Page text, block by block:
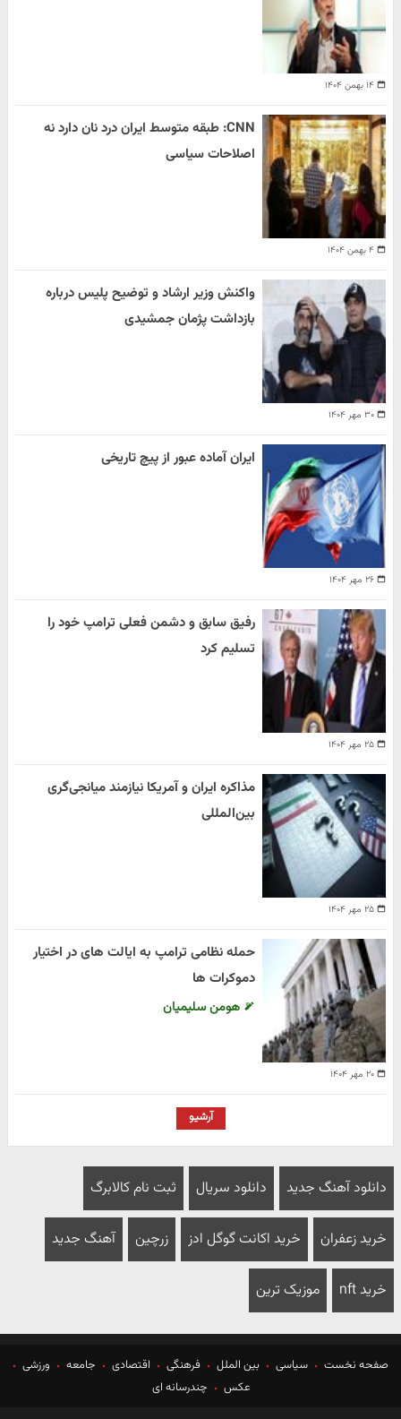
۱۴ بهمن ۱۴۰۴
۴ بهمن ۱۴۰۴
CNN: طبقه متوسط ایران درد نان دارد نه
اصلاحات سیاسی
۳۰ مهر ۱۴۰۴
واکنش وزیر ارشاد و توضیح پلیس درباره
بازداشت پژمان جمشیدی
۲۶ مهر ۱۴۰۴
ایران آماده عبور از پیچ تاریخی
۲۵ مهر ۱۴۰۴
رفیق سابق و دشمن فعلی ترامپ خود را
تسلیم کرد
۲۵ مهر ۱۴۰۴
مذاکره ایران و آمریکا نیازمند میانجی‌گری
بین‌المللی
۲۰ مهر ۱۴۰۴
حمله نظامی ترامپ به ایالت های در اختیار
دموکرات ها
هومن سلیمیان
آرشیو
دانلود آهنگ جدید دانلود سریال ثبت نام کالابرگ
خرید زعفران خرید اکانت گوگل ادز زرچین آهنگ جدید
خرید nft موزیک ترین
صفحه نخست سیاسی بین الملل فرهنگی اقتصادی جامعه
ورزشی
عکس
چندرسانه ای